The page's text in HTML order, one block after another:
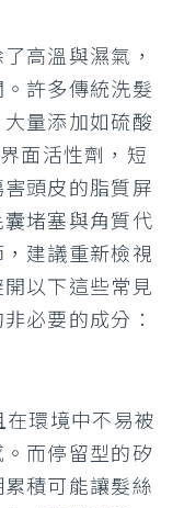
高溫與濕氣，
許多傳統洗髮
量添加如硫酸
面活性劑，短
頭皮的脂質屏
堵塞與角質代
建議重新檢視
以下這些常見
必要的成分：
在環境中不易被
而停留型的矽
積可能讓髮絲